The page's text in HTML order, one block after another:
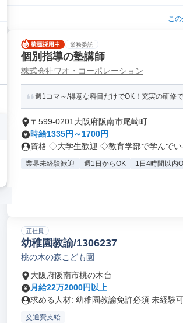
こ
業務委託
個別指導の塾講師
株式会社ワオ・コーポレーション
週1コマ～/得意な科目だけでOK！充実の研修
〒599-0201大阪府阪南市尾崎町
時給1335円～1700円
資格 ◇大学生歓迎 ◇教育学部で学んでい
業界未経験歓迎 週1日からOK 1日4時間以内
正社員
幼稚園教諭/1306237
桃の木の森こども園
大阪府阪南市桃の木台
月給22万2000円以上
求める人材: 幼稚園教諭免許必須 未経験
交通費支給